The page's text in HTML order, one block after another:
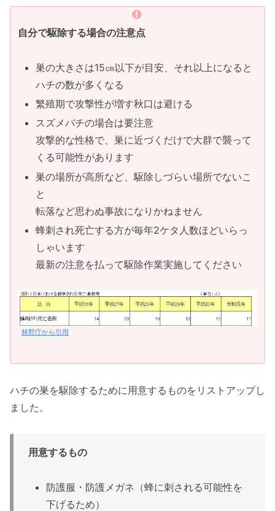
自分で駆除する場合の注意点
巣の大きさは15㎝以下が目安、それ以上になると
ハチの数が多くなる
繁殖期で攻撃性が増す秋口は避ける
スズメバチの場合は要注意
攻撃的な性格で、巣に近づくだけで大群で襲って
くる可能性があります
巣の場所が高所など、駆除しづらい場所でないこ
と
転落など思わぬ事故になりかねません
蜂刺され死亡する方が毎年2ケタ人数ほどいらっ
しゃいます
最新の注意を払って駆除作業実施してください
林野庁から引用
ハチの巣を駆除するために用意するものをリストアップし
ました。
用意するもの
防護服・防護メガネ（蜂に刺される可能性を
下げるため）